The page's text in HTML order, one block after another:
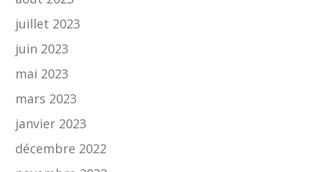
juillet 2023
juin 2023
mai 2023
mars 2023
janvier 2023
décembre 2022